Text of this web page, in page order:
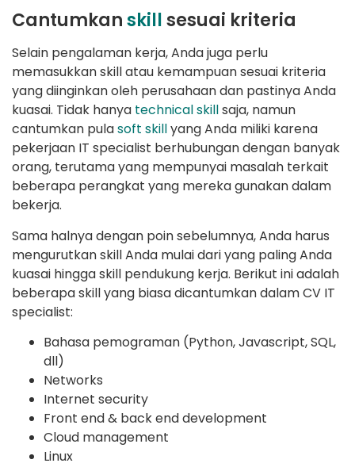
Cantumkanskillsesuai kriteria
Selain pengalaman kerja, Anda juga perlu
memasukkan skill atau kemampuan sesuai kriteria
yang diinginkan oleh perusahaan dan pastinya Anda
kuasai. Tidak hanya technical skillsaja, namun
cantumkan pulasoft skillyang Anda miliki karena
pekerjaan IT specialist berhubungan dengan banyak
orang, terutama yang mempunyai masalah terkait
beberapa perangkat yang mereka gunakan dalam
bekerja.
Sama halnya dengan poin sebelumnya, Anda harus
mengurutkan skill Anda mulai dari yang paling Anda
kuasai hingga skill pendukung kerja. Berikut ini adalah
beberapa skill yang biasa dicantumkan dalam CV IT
specialist:
Bahasa pemograman (Python, Javascript, SQL,
dll)
Networks
Internet security
Front end & back end development
Cloud management
Linux